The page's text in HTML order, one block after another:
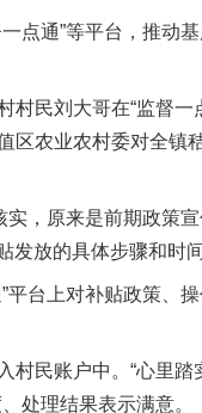
通”等平台，推动基
民刘大哥在“监督一
区农业农村委对全镇
原来是前期政策宣
发放的具体步骤和时
台上对补贴政策、
民账户中。“心里踏
处理结果表示满意。